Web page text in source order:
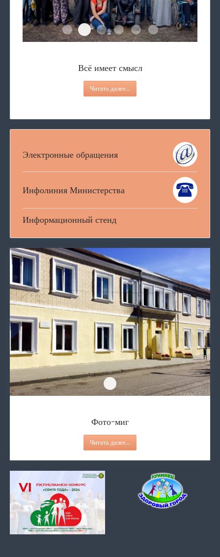
"Эко-мир"Всё имеет смысл
Вместе весело за ЗОЖ
Площадка«3D-Мастер»
В фокусе палитры
Вместе весело за ЗОЖ
Читать далее...
Электронные обращения
Инфолиния Министерства
Информационный стенд
Фото-миг
Фото-миг
Читать далее...